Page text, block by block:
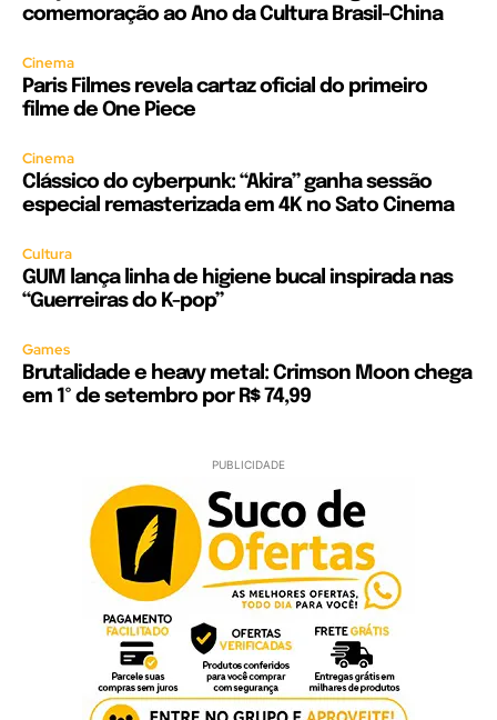
comemoração ao Ano da Cultura Brasil-China
Cinema
Paris Filmes revela cartaz oficial do primeiro
filme de One Piece
Cinema
Clássico do cyberpunk: “Akira” ganha sessão
especial remasterizada em 4K no Sato Cinema
Cultura
GUM lança linha de higiene bucal inspirada nas
“Guerreiras do K-pop”
Games
Brutalidade e heavy metal: Crimson Moon chega
em 1º de setembro por R$ 74,99
PUBLICIDADE